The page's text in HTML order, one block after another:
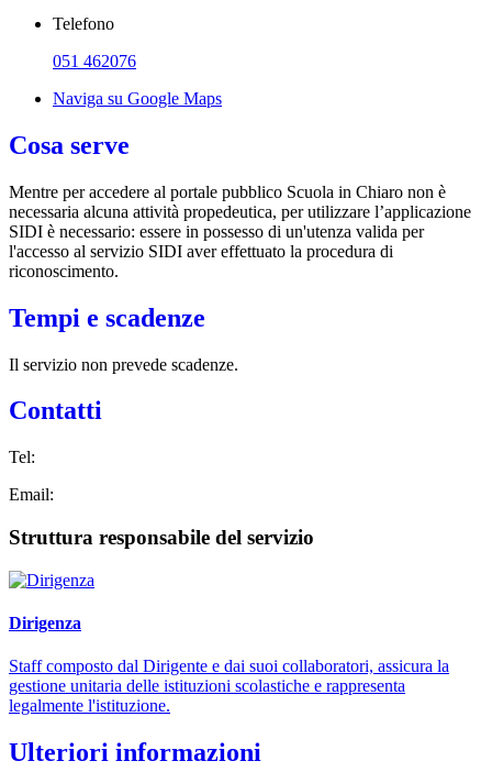
Telefono
051 462076
Naviga su Google Maps
Cosa serve
Mentre per accedere al portale pubblico Scuola in Chiaro non è
necessaria alcuna attività propedeutica, per utilizzare l’applicazione
SIDI è necessario: essere in possesso di un'utenza valida per
l'accesso al servizio SIDI aver effettuato la procedura di
riconoscimento.
Tempi e scadenze
Il servizio non prevede scadenze.
Contatti
Tel:
Email:
Struttura responsabile del servizio
Dirigenza
Staff composto dal Dirigente e dai suoi collaboratori, assicura la
gestione unitaria delle istituzioni scolastiche e rappresenta
legalmente l'istituzione.
Ulteriori informazioni